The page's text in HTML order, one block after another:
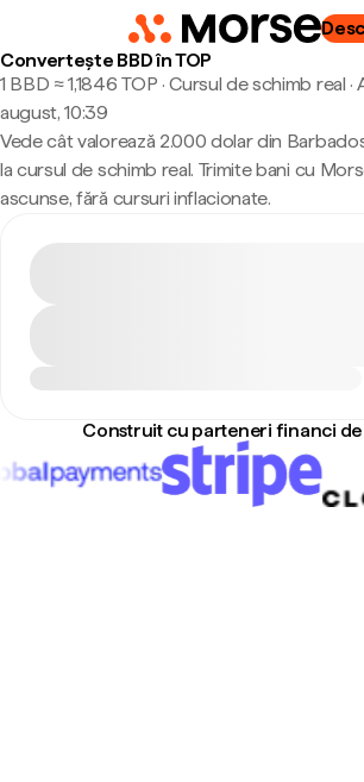
Convertește BBD în TOP
1 BBD ≈ 1,1846 TOP · Cursul de schimb real ·
august, 10:39
Vede cât valorează 2.000 dolar din
la cursul de schimb real. Trimite bani cu
ascunse, fără cursuri inflacionate.
Construit cu parteneri financi